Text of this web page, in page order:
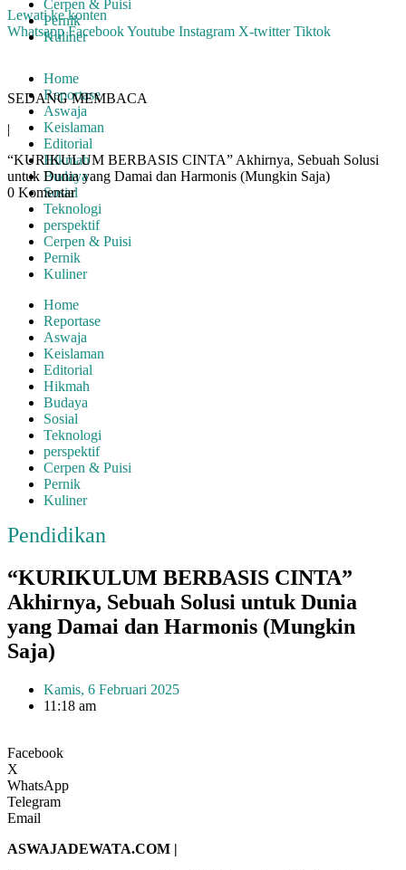
Lewati ke konten
Whatsapp FacebookYoutube Instagram X-twitter Tiktok
Home
Reportase
Aswaja
Keislaman
Editorial
Hikmah
Budaya
Sosial
Teknologi
perspektif
Cerpen & Puisi
Pernik
Kuliner
Home
Reportase
Aswaja
Keislaman
Editorial
Hikmah
Budaya
Sosial
Teknologi
perspektif
Cerpen & Puisi
Pernik
Kuliner
Cerpen & Puisi
Pernik
Kuliner
SEDANG MEMBACA
|
“KURIKULUM BERBASIS CINTA” Akhirnya, Sebuah Solusi
untuk Dunia yang Damai dan Harmonis (Mungkin Saja)
0 Komentar
Pendidikan
“KURIKULUM BERBASIS CINTA”
Akhirnya, Sebuah Solusi untuk Dunia
yang Damai dan Harmonis (Mungkin
Saja)
Kamis, 6 Februari 2025
11:18 am
Facebook
X
WhatsApp
Telegram
Email
ASWAJADEWATA.COM |